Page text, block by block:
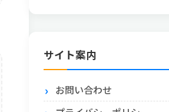
サイト案内
お問い合わせ